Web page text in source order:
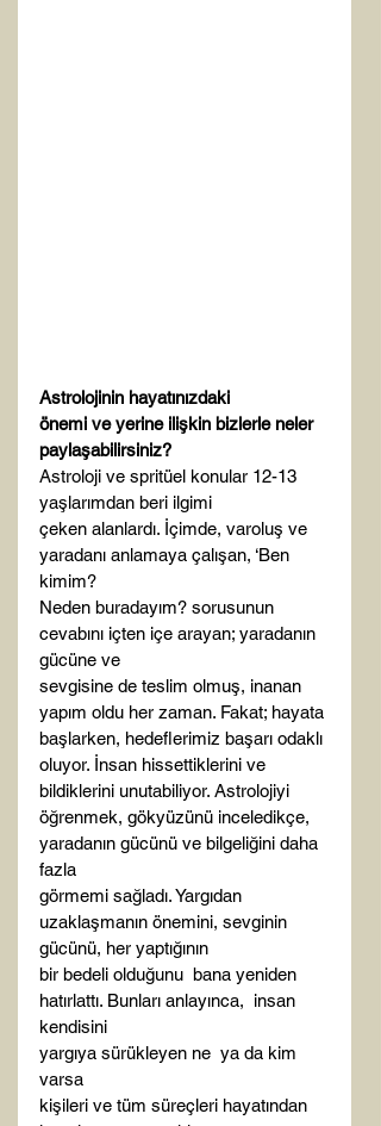
Astrolojinin hayatınızdaki
önemi ve yerine ilişkin bizlerle neler
paylaşabilirsiniz?
Astroloji ve spritüel konular 12-13
yaşlarımdan beri ilgimi
çeken alanlardı. İçimde, varoluş ve
yaradanı anlamaya çalışan, ‘Ben
kimim?
Neden buradayım? sorusunun
cevabını içten içe arayan; yaradanın
gücüne ve
sevgisine de teslim olmuş, inanan
yapım oldu her zaman. Fakat; hayata
başlarken, hedeflerimiz başarı odaklı
oluyor. İnsan hissettiklerini ve
bildiklerini unutabiliyor. Astrolojiyi
öğrenmek, gökyüzünü inceledikçe,
yaradanın gücünü ve bilgeliğini daha
fazla
görmemi sağladı. Yargıdan
uzaklaşmanın önemini, sevginin
gücünü, her yaptığının
bir bedeli olduğunu  bana yeniden
hatırlattı. Bunları anlayınca,  insan
kendisini
yargıya sürükleyen ne  ya da kim
varsa
kişileri ve tüm süreçleri hayatından